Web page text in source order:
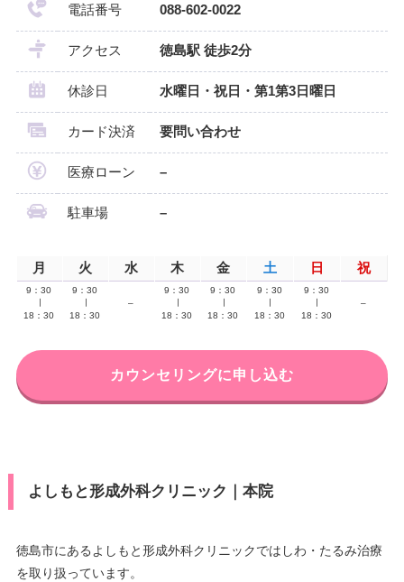
電話番号 088-602-0022
アクセス 徳島駅 徒歩2分
休診日 水曜日・祝日・第1第3日曜日
カード決済 要問い合わせ
医療ローン –
駐車場 –
月 火 水 木 金 土 日 祝
9：30
18：30
9：30
18：30
–
9：30
18：30
9：30
18：30
9：30
18：30
9：30
18：30
–
カウンセリングに申し込む
よしもと形成外科クリニック｜本院
徳島市にあるよしもと形成外科クリニックではしわ・たるみ治療
を取り扱っています。